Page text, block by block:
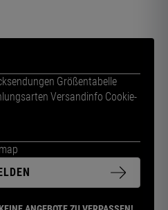
Größentabelle
Versandinfo Cookie-